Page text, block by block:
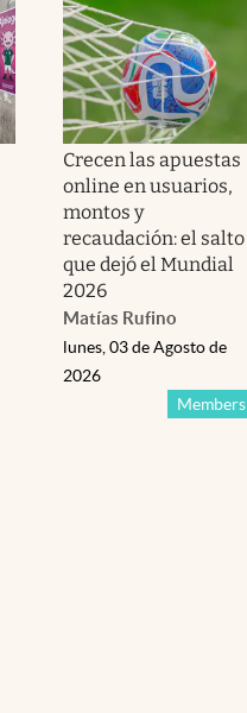
Crecen las apuestas
online en usuarios,
montos y
recaudación: el salto
que dejó el Mundial
2026
Matías Rufino
Members
lunes, 03 de Agosto de
2026